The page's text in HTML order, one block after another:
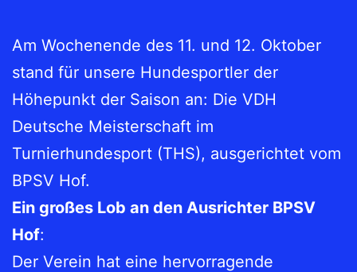
Am Wochenende des 11. und 12. Oktober
stand für unsere Hundesportler der
Höhepunkt der Saison an: Die VDH
Deutsche Meisterschaft im
Turnierhundesport (THS), ausgerichtet vom
BPSV Hof.
Ein großes Lob an den Ausrichter BPSV
Hof:
Der Verein hat eine hervorragende